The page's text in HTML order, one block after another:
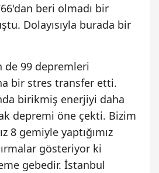
beri olmadı bir
Dolayısıyla burada bir
de 99 depremleri
bir stres transfer etti.
birikmiş enerjiyi daha
depremi öne çekti. Bizim
8 gemiyle yaptığımız
gösteriyor ki
gebedir. İstanbul